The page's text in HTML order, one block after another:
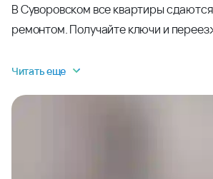
В Суворовском все квартиры
ремонтом. Получайте ключи и
Читать еще